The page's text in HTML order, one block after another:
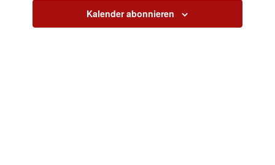
Kalender abonnieren